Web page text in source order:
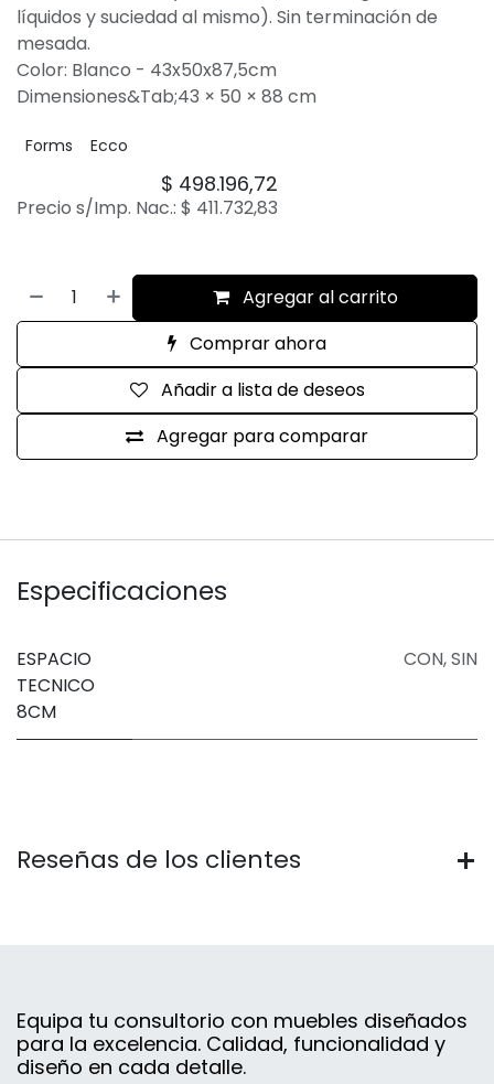
líquidos y suciedad al mismo). Sin terminación de
mesada.
Color: Blanco - 43x50x87,5cm
Dimensiones&Tab;43 × 50 × 88 cm
Forms Ecco
$ 498.196,72
Precio s/Imp. Nac.: $ 411.732,83
Agregar al carrito
Comprar ahora
Agregar para comparar
Añadir a lista de deseos
Especificaciones
ESPACIO
TECNICO
8CM
CON,SIN
Reseñas de los clientes
Equipa tu consultorio con muebles diseñados
para la excelencia. Calidad, funcionalidad y
diseño en cada detalle.